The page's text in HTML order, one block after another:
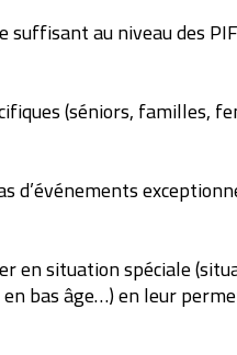
au niveau des
(séniors, familles,
d’événements
en situation spéciale
bas âge…) en leur